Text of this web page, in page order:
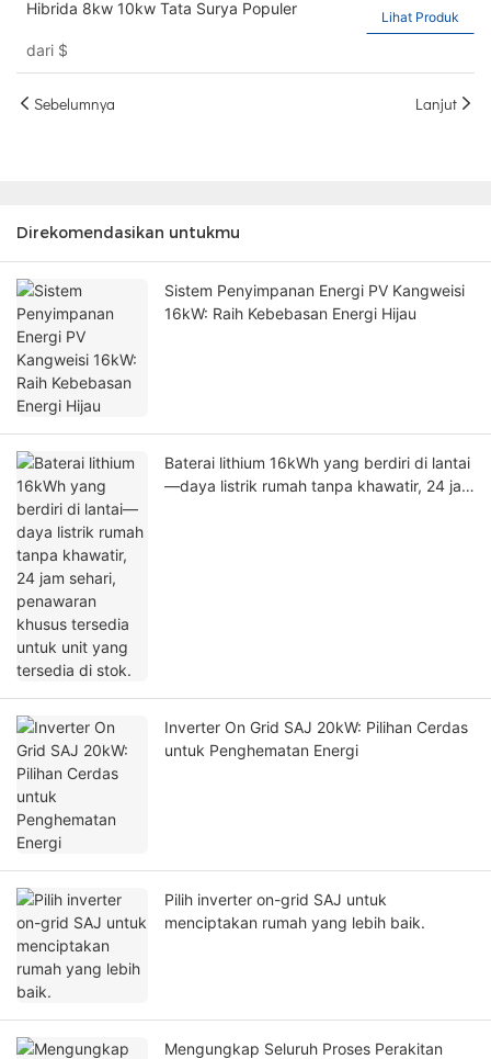
Hibrida 8kw 10kw Tata Surya Populer
dari $
Lihat Produk
Sebelumnya Lanjut
Direkomendasikan untukmu
Sistem Penyimpanan Energi PV Kangweisi
16kW: Raih Kebebasan Energi Hijau
Baterai lithium 16kWh yang berdiri di lantai
—daya listrik rumah tanpa khawatir, 24 jam
Inverter On Grid SAJ 20kW: Pilihan Cerdas
untuk Penghematan Energi
Pilih inverter on-grid SAJ untuk
menciptakan rumah yang lebih baik.
Mengungkap Seluruh Proses Perakitan